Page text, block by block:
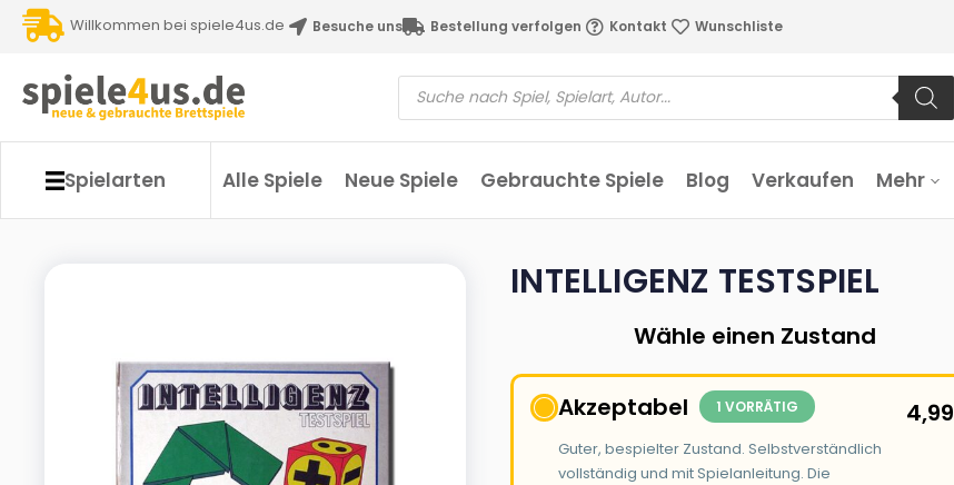
Willkommen bei spiele4us.de Besuche uns Bestellung verfolgen Kontakt Wunschliste
Spielarten Alle Spiele Neue Spiele Gebrauchte Spiele Blog Verkaufen Mehr
INTELLIGENZ TESTSPIEL
Wähle einen Zustand
Akzeptabel 1 VORRÄTIG
Guter, bespielter Zustand. Selbstverständlich
vollständig und mit Spielanleitung. Die
4,99